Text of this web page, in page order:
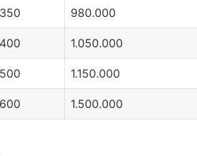
980.000
1.050.000
1.150.000
1.500.000